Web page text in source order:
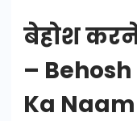
बेहोश
–
Ka Naam